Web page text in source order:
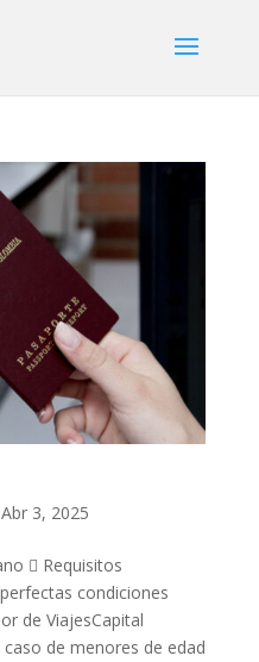
Abr 3, 2025
 Requisitos
condiciones
de ViajesCapital
de menores de edad